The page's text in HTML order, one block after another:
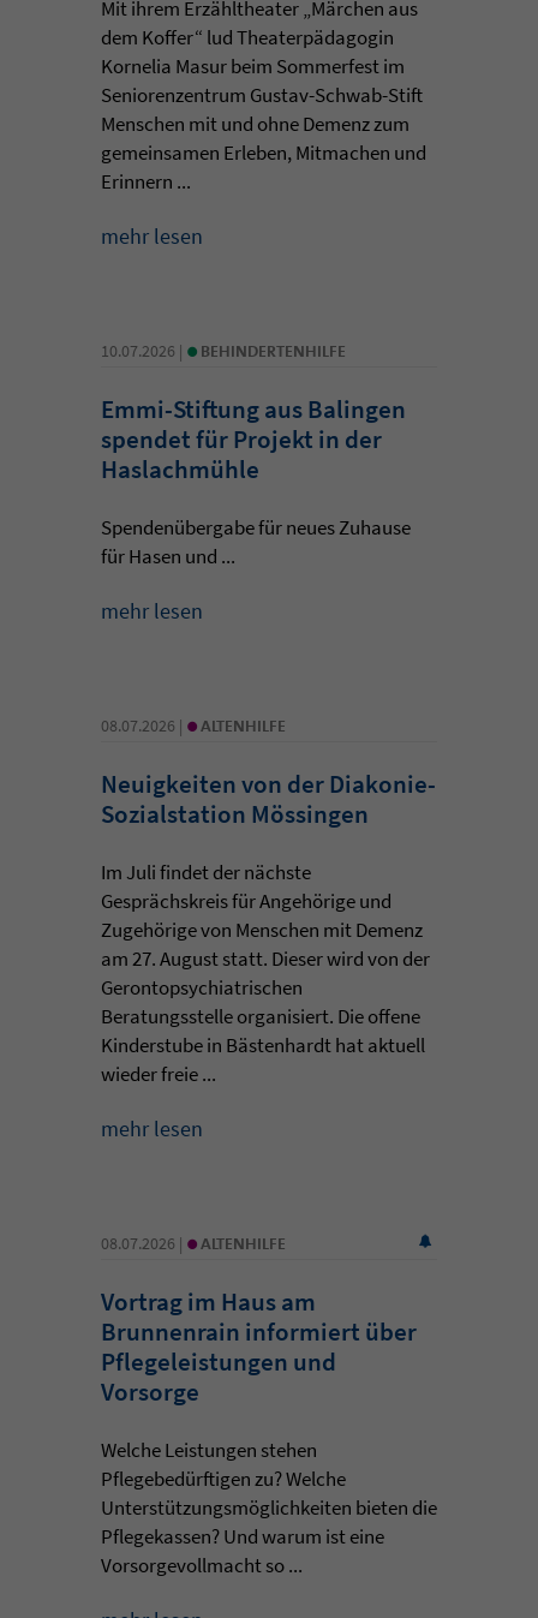
Mit ihrem Erzähltheater „Märchen aus
dem Koffer“ lud Theaterpädagogin
Kornelia Masur beim Sommerfest im
Seniorenzentrum Gustav-Schwab-Stift
Menschen mit und ohne Demenz zum
gemeinsamen Erleben, Mitmachen und
Erinnern ...
mehr lesen
10.07.2026 | • BEHINDERTENHILFE
Emmi-Stiftung aus Balingen
spendet für Projekt in der
Haslachmühle
Spendenübergabe für neues Zuhause
für Hasen und ...
mehr lesen
08.07.2026 | • ALTENHILFE
Neuigkeiten von der Diakonie-
Sozialstation Mössingen
Im Juli findet der nächste
Gesprächskreis für Angehörige und
Zugehörige von Menschen mit Demenz
am 27. August statt. Dieser wird von der
Gerontopsychiatrischen
Beratungsstelle organisiert. Die offene
Kinderstube in Bästenhardt hat aktuell
wieder freie ...
mehr lesen
08.07.2026 | • ALTENHILFE
Vortrag im Haus am
Brunnenrain informiert über
Pflegeleistungen und
Vorsorge
Welche Leistungen stehen
Pflegebedürftigen zu? Welche
Unterstützungsmöglichkeiten bieten die
Pflegekassen? Und warum ist eine
Vorsorgevollmacht so ...